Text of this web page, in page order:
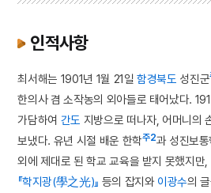
인적사항
최서해는 1901년 1월 21일함경북도 성진군
한의사 겸 소작농의 외아들로 태어났다.
가담하여 간도 지방으로 떠나자, 어머니의
보냈다. 유년 시절 배운 한학주2과 성진보
외에 제대로 된 학교 교육을 받지 못했지만,
『학지광(學之光)』 등의 잡지와 이광수의